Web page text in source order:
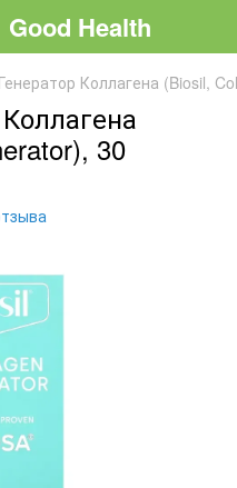
Good Health
Коллагена (Biosil,
30